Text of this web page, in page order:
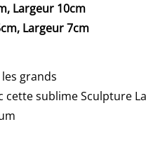
Largeur 10cm
Largeur 7cm
grands
cette sublime Sculpture